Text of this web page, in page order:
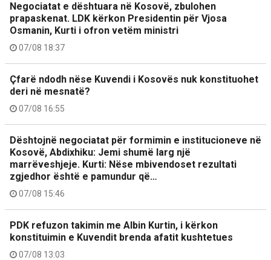
Negociatat e dështuara në Kosovë, zbulohen
prapaskenat. LDK kërkon Presidentin për Vjosa
Osmanin, Kurti i ofron vetëm ministri
07/08 18:37
Çfarë ndodh nëse Kuvendi i Kosovës nuk konstituohet
deri në mesnatë?
07/08 16:55
Dështojnë negociatat për formimin e institucioneve në
Kosovë, Abdixhiku: Jemi shumë larg një
marrëveshjeje. Kurti: Nëse mbivendoset rezultati
zgjedhor është e pamundur që…
07/08 15:46
PDK refuzon takimin me Albin Kurtin, i kërkon
konstituimin e Kuvendit brenda afatit kushtetues
07/08 13:03